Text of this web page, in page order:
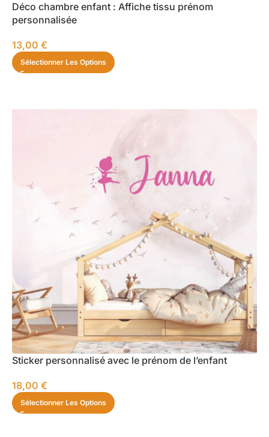
Déco chambre enfant : Affiche tissu prénom
personnalisée
13,00 €
Sélectionner Les Options
Sticker personnalisé avec le prénom de l’enfant
18,00 €
Sélectionner Les Options